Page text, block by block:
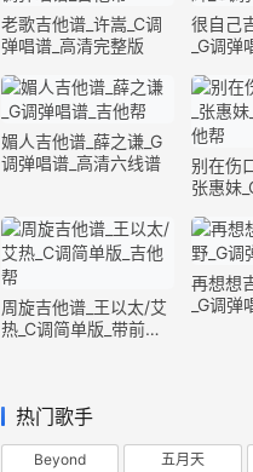
老歌吉他谱_许嵩_C调
弹唱谱_高清完整版
很自己
_G调
媚人吉他谱_薛之谦_G
调弹唱谱_高清六线谱
别在伤
张惠妹
周旋吉他谱_王以太/艾
热_C调简单版_带前奏
再想想
_G调
热门歌手
Beyond 五月天